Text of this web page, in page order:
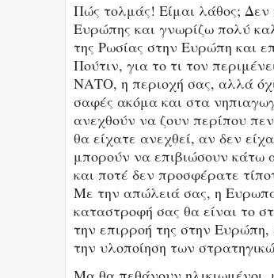
Πώς τολμάς! Είμαι λάθος; Δεν
Ευρώπης και γνωρίζω πολύ
της Ρωσίας στην Ευρώπη και
Πούτιν, για το τι τον
ΝΑΤΟ, η περιοχή σας, αλλά
σαφές ακόμα και στα
ανεχθούν να ζουν περίπου
θα είχατε ανεχθεί, αν δεν
μπορούν να επιβιώσουν κάτω
και ποτέ δεν προσφέρατε
Με την απώλειά σας, η
καταστροφή σας θα είναι το
την επιρροή της στην
την υλοποίηση των